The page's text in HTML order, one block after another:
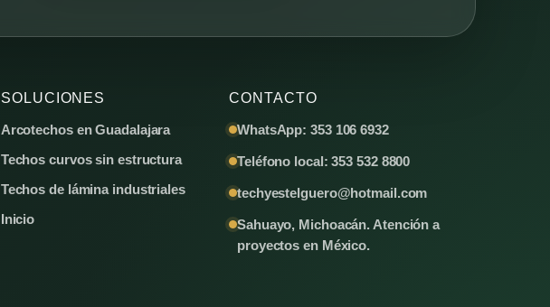
SOLUCIONES
Arcotechos en Guadalajara
Techos curvos sin estructura
Techos de lámina industriales
Inicio
CONTACTO
WhatsApp: 353 106 6932
Teléfono local: 353 532 8800
techyestelguero@hotmail.com
Sahuayo, Michoacán. Atención a
proyectos en México.